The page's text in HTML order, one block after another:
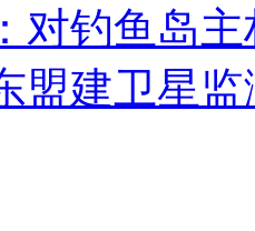
凌主义
面不公正
对钓鱼岛
盟建卫星